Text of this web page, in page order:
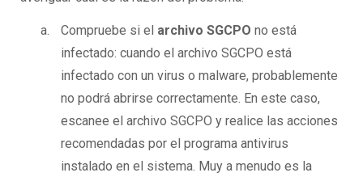
Compruebe si el archivo SGCPO no está
infectado: cuando el archivo SGCPO está
infectado con un virus o malware, probablemente
no podrá abrirse correctamente. En este caso,
escanee el archivo SGCPO y realice las acciones
recomendadas por el programa antivirus
instalado en el sistema. Muy a menudo es la